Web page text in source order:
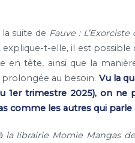
suite de Fauve :
t-elle, il est possible
en tête, ainsi que la
au besoin. Vu la
1er trimestre 2025), on ne
comme les autres qui parle
la librairie Momie Mangas